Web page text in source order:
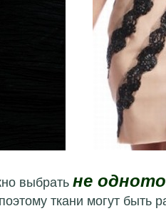
выбрать не
ткани могут быть